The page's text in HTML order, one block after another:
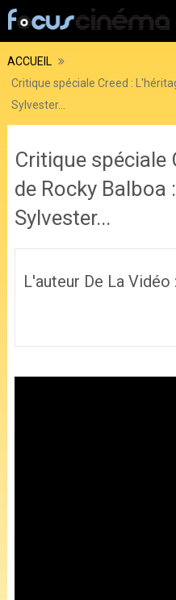
ACCUEIL
Critique spéciale Creed :
Sylvester...
Critique spéciale
de Rocky Balboa
Sylvester...
L'auteur De La Vidéo :